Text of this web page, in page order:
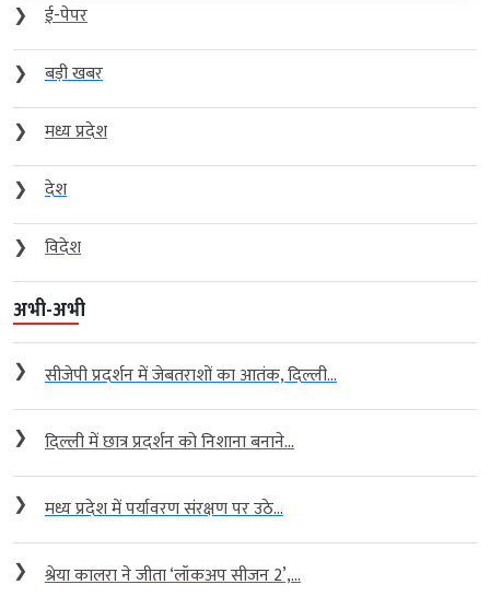
❯
ई-पेपर
❯
बड़ी खबर
❯
मध्य प्रदेश
❯
देश
❯
विदेश
अभी-अभी
❯ सीजेपी प्रदर्शन में जेबतराशों का आतंक, दिल्ली...
❯ दिल्ली में छात्र प्रदर्शन को निशाना बनाने...
❯ मध्य प्रदेश में पर्यावरण संरक्षण पर उठे...
❯ श्रेया कालरा ने जीता ‘लॉकअप सीजन 2’,...